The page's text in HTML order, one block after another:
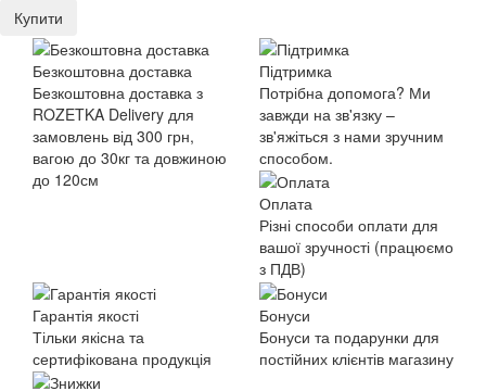
Купити
Безкоштовна доставка
Безкоштовна доставка з
ROZETKA Delivery для
замовлень від 300 грн,
вагою до 30кг та довжиною
до 120см
Підтримка
Потрібна допомога? Ми
завжди на зв'язку –
зв'яжіться з нами зручним
способом.
Оплата
Різні способи оплати для
вашої зручності (працюємо
з ПДВ)
Гарантія якості
Тільки якісна та
сертифікована продукція
Бонуси
Бонуси та подарунки для
постійних клієнтів магазину